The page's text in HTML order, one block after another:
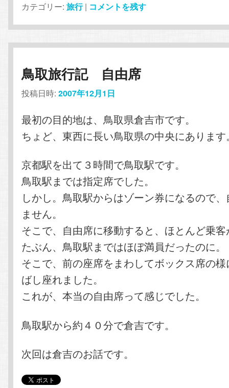
カテゴリー: 旅行 | コメントを残す
鳥取旅行記 自由席
投稿日時:2007年12月1日
最初の目的地は、鳥取県倉吉市です。
ちょど、東西に長い鳥取県の中央にあります
京都駅を出て３時間で鳥取駅です。
鳥取駅までは指定席でした。
しかし。鳥取駅からはゾーン券になるので
ません。
そこで、自由席に移動すると、ほとんど乗
たぶん、鳥取駅まではほぼ満員だったのに。
そこで、前の座席をまわしてボックス席の
ばし座れました。
これが、本当の自由席って感じでした。
鳥取駅から約４０分で倉吉です。
次回は倉吉のお話です。